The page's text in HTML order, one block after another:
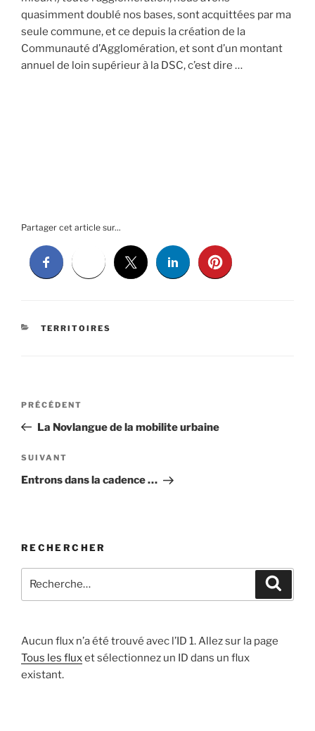
quasimment doublé nos bases, sont acquittées par ma
seule commune, et ce depuis la création de la
Communauté d’Agglomération, et sont d’un montant
annuel de loin supérieur à la DSC, c’est dire …
Partager cet article sur...
CATÉGORIES
TERRITOIRES
Navigation
l’article
Article
précédent
PRÉCÉDENT
La Novlangue de la mobilite urbaine
Article
suivant
SUIVANT
Entrons dans la cadence …
RECHERCHER
pour
Aucun flux n’a été trouvé avec l’ID 1. Allez sur la page
Tous les fluxet sélectionnez un ID dans un flux
existant.